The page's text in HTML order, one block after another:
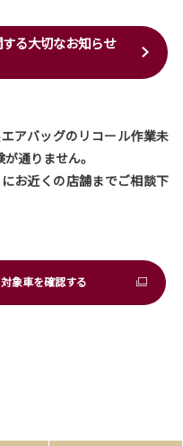
る大切なお知らせ
アバッグのリコール作業未
通りません。
お近くの店舗までご相談下
対象車を確認する